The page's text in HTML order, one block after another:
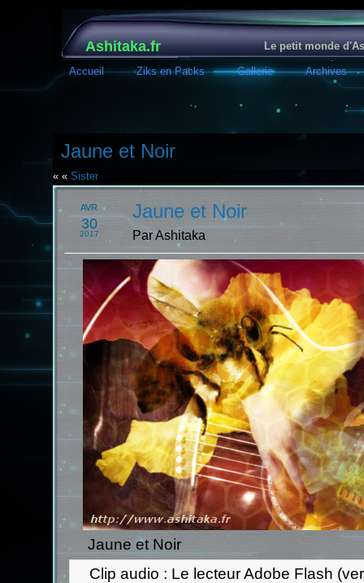
Ashitaka.fr Le petit monde
Accueil Ziks en Packs Gallerie Archives
Jaune et Noir
« « Sister
AVR
30
2017
Jaune et Noir
Par Ashitaka
Jaune et Noir
Clip audio : Le lecteur Adobe Flash